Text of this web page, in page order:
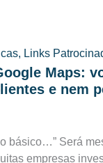
, Links
Maps:
e nem
básico…” Será
empresas